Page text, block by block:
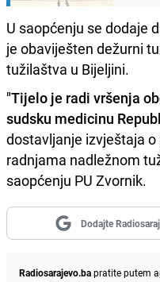
U saopćenju se dodaje
je obaviješten dežurni
tužilaštva u Bijeljini.
"Tijelo je radi vršenja
sudsku medicinu
dostavljanje izvještaja
radnjama nadležnom
saopćenju PU Zvornik.
Dodajte
Radiosarajevo.bapratite putem